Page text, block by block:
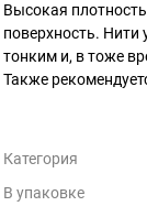
Высокая
поверхность. Нити
тонким и, в тоже
Также
Категория
В упаковке